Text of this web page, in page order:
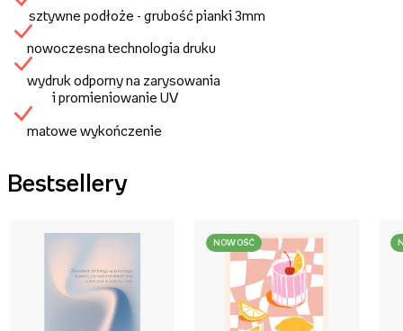
sztywne podłoże - grubość pianki 3mm
nowoczesna technologia druku
wydruk odporny na zarysowania
i promieniowanie UV
matowe wykończenie
Bestsellery
NOWOŚĆ